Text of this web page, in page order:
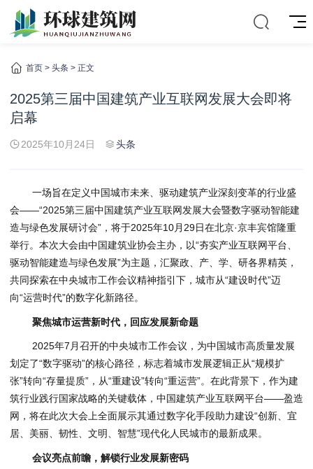
首页 > 头条 > 正文
2025第三届中国建筑产业互联网发展大会即将
启幕
2025年10月24日 头条
一场旨在定义中国城市未来、驱动建筑产业深刻变革的行业盛
会——“2025第三届中国建筑产业互联网发展大会暨数字驱动智能建
造与绿色发展研讨会”，将于2025年10月29日在北京·京丰宾馆隆重
举行。本次大会由中国建筑业协会主办，以“夯实产业互联网平台、
驱动智能建造与绿色发展”为主题，汇聚政、产、学、研各界精英，
共同探索在中央城市工作会议精神指引下，城市从“建设时代”迈
向“运营时代”的数字化新路径。
聚焦城市运营新时代，回应发展新命题
2025年7月召开的中央城市工作会议，为中国城市高质量发展
划定了“数字驱动”的核心路径，标志着城市发展逻辑正从“规模扩
张”转向“存量提质”，从“重建设”转向“重运营”。在此背景下，作为建
筑行业践行国家战略的关键载体，中国建筑产业互联网平台——盈造
网，将在此次大会上全面展示其通过数字化手段助力建设“创新、宜
居、美丽、韧性、文明、智慧”现代化人民城市的最新成果。
会议亮点前瞻，解锁行业发展新密码